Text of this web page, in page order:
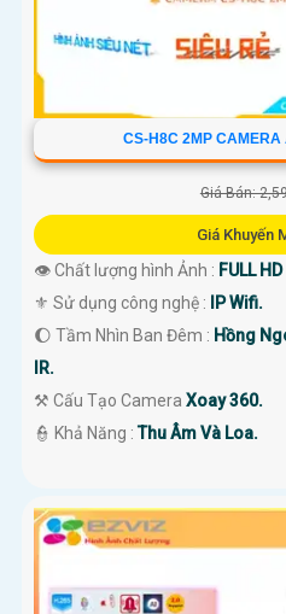
CS-H8C 2MP
Giá Bán:
Giá Khuyến
👁 Chất lượng hình Ảnh : FULL
⚜️ Sử dụng công nghệ :
IP Wifi.
🌔 Tầm Nhìn Ban Đêm : Hồng
IR.
⚒ Cấu Tạo Camera Xoay 360.
️👮 Khả Năng :Thu Âm Và Loa.